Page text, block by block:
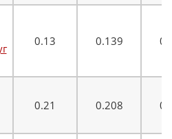
0.13 0.139
0.21 0.208